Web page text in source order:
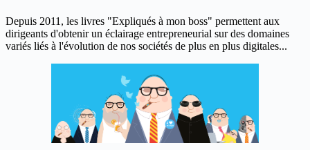
Depuis 2011, les livres "Expliqués à mon boss" permettent aux
dirigeants d'obtenir un éclairage entrepreneurial sur des domaines
variés liés à l'évolution de nos sociétés de plus en plus digitales...